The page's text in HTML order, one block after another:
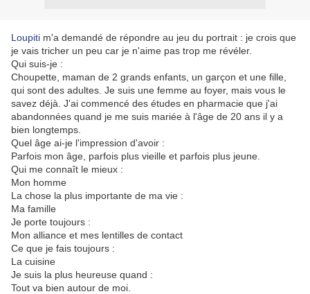
Loupiti m'a demandé de répondre au jeu du portrait : je crois que
je vais tricher un peu car je n'aime pas trop me révéler.
Qui suis-je :
Choupette, maman de 2 grands enfants, un garçon et une fille,
qui sont des adultes. Je suis une femme au foyer, mais vous le
savez déjà. J'ai commencé des études en pharmacie que j'ai
abandonnées quand je me suis mariée à l'âge de 20 ans il y a
bien longtemps.
Quel âge ai-je l'impression d'avoir :
Parfois mon âge, parfois plus vieille et parfois plus jeune.
Qui me connaît le mieux :
Mon homme
La chose la plus importante de ma vie :
Ma famille
Je porte toujours :
Mon alliance et mes lentilles de contact
Ce que je fais toujours :
La cuisine
Je suis la plus heureuse quand :
Tout va bien autour de moi.